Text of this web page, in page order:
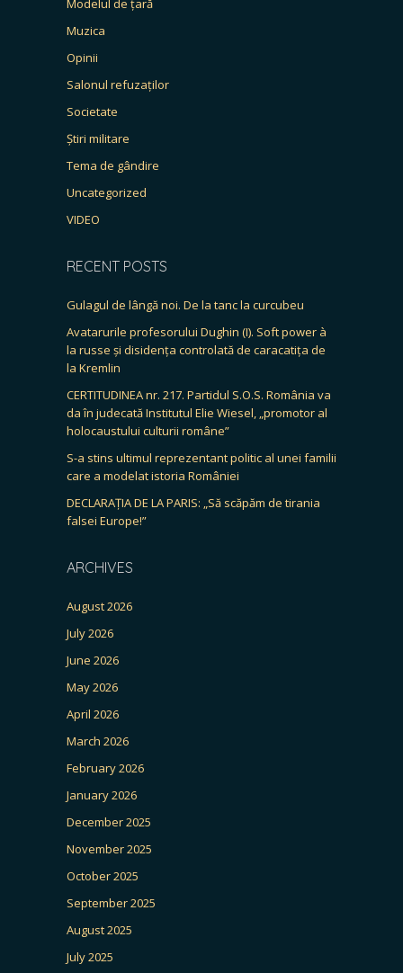
Modelul de țară
Muzica
Opinii
Salonul refuzaților
Societate
Știri militare
Tema de gândire
Uncategorized
VIDEO
RECENT POSTS
Gulagul de lângă noi. De la tanc la curcubeu
Avatarurile profesorului Dughin (I). Soft power à
la russe și disidența controlată de caracatița de
la Kremlin
CERTITUDINEA nr. 217. Partidul S.O.S. România va
da în judecată Institutul Elie Wiesel, „promotor al
holocaustului culturii române”
S-a stins ultimul reprezentant politic al unei familii
care a modelat istoria României
DECLARAȚIA DE LA PARIS: „Să scăpăm de tirania
falsei Europe!”
ARCHIVES
August 2026
July 2026
June 2026
May 2026
April 2026
March 2026
February 2026
January 2026
December 2025
November 2025
October 2025
September 2025
August 2025
July 2025